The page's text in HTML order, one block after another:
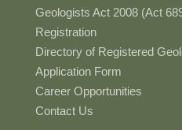
Geologists Act 2008 (Act
Registration
Directory of Registered
Application Form
Career Opportunities
Contact Us